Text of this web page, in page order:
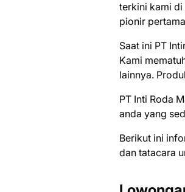
terkini kami di
pionir
Saat ini PT
Kami
lainnya.
PT Inti Roda
аndа уаng
Bеrіkut іnі
dаn tаtасаrа